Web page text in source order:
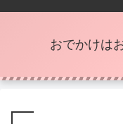
おでかけは